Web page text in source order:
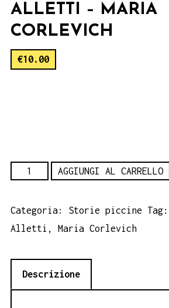
ALLETTI – MARIA
CORLEVICH
€10.00
gattopardi
ma
-
Marcella
AGGIUNGI AL CARRELLO
Categoria: Storie piccine Tag:
Alletti , Maria Corlevich
Descrizione